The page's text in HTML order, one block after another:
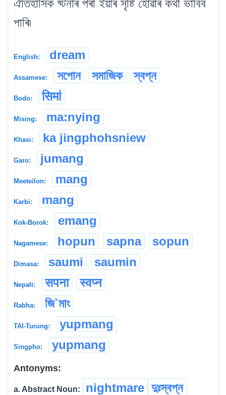
ঐতিহাসিক ঘ্টনাৰ পৰা ইয়াৰ সৃষ্টি হোৱাৰ কথা ভাবিব
পাৰি৷
English: dream
Assamese: সপোন সমাজিক স্বপ্ন
Bodo: सिमां
Mising: ma:nying
Khasi: ka jingphohsniew
Garo: jumang
Meeteilon: mang
Karbi: mang
Kok-Borok: emang
Nagamese: hopun sapna sopun
Dimasa: saumi saumin
Nepali: सपना स्वप्न
Rabha: জি`মাং
TAI-Turung: yupmang
Singpho: yupmang
Antonyms:
a. Abstract Noun: nightmare দুঃস্বপ্ন